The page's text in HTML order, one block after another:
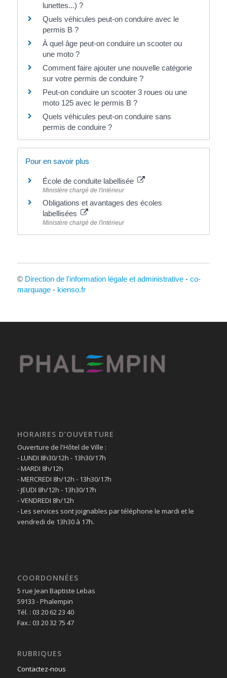
lunettes...) ?
Quels véhicules peut-on conduire avec le
permis B ?
À quel âge peut-on conduire un scooter ou
une moto ?
Comment faire ajouter une nouvelle catégorie
sur votre permis de conduire ?
Peut-on conduire un scooter 3 roues ou une
moto 125 avec le permis B ?
Quels véhicules peut-on conduire sans
permis de conduire ?
Pour en savoir plus
École de conduite labellisée
Ministère chargé de l'intérieur
Obligations et avantages des écoles
labellisées
Ministère chargé de l'intérieur
© Direction de l'information légale et administrative- co-
marquage- kienso.fr
HORAIRES D’OUVERTURE
Ouverture de l'Hôtel de Ville :
- LUNDI 8h30/12h - 13h30/17h
- MARDI 8h/12h
- MERCREDI 8h/12h - 13h30/17h
- JEUDI 8h/12h - 13h30/17h
- VENDREDI 8h/12h
- Les services sont joignables par téléphone le mardi et le
vendredi de 13h30 à 17h.
COORDONNÉES
5 rue Jean Baptiste Lebas
59133 - Phalempin
Tél. : 03 20 62 23 40
Fax.: 03 20 32 75 47
RUBRIQUES
Contactez-nous